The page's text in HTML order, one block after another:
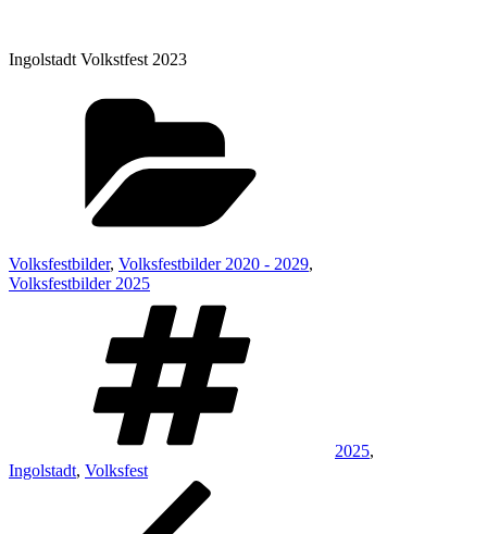
Ingolstadt Volkstfest 2023
Volksfestbilder, Volksfestbilder 2020 - 2029,
Volksfestbilder 2025
2025,
Ingolstadt, Volksfest
Beitragsnavigation